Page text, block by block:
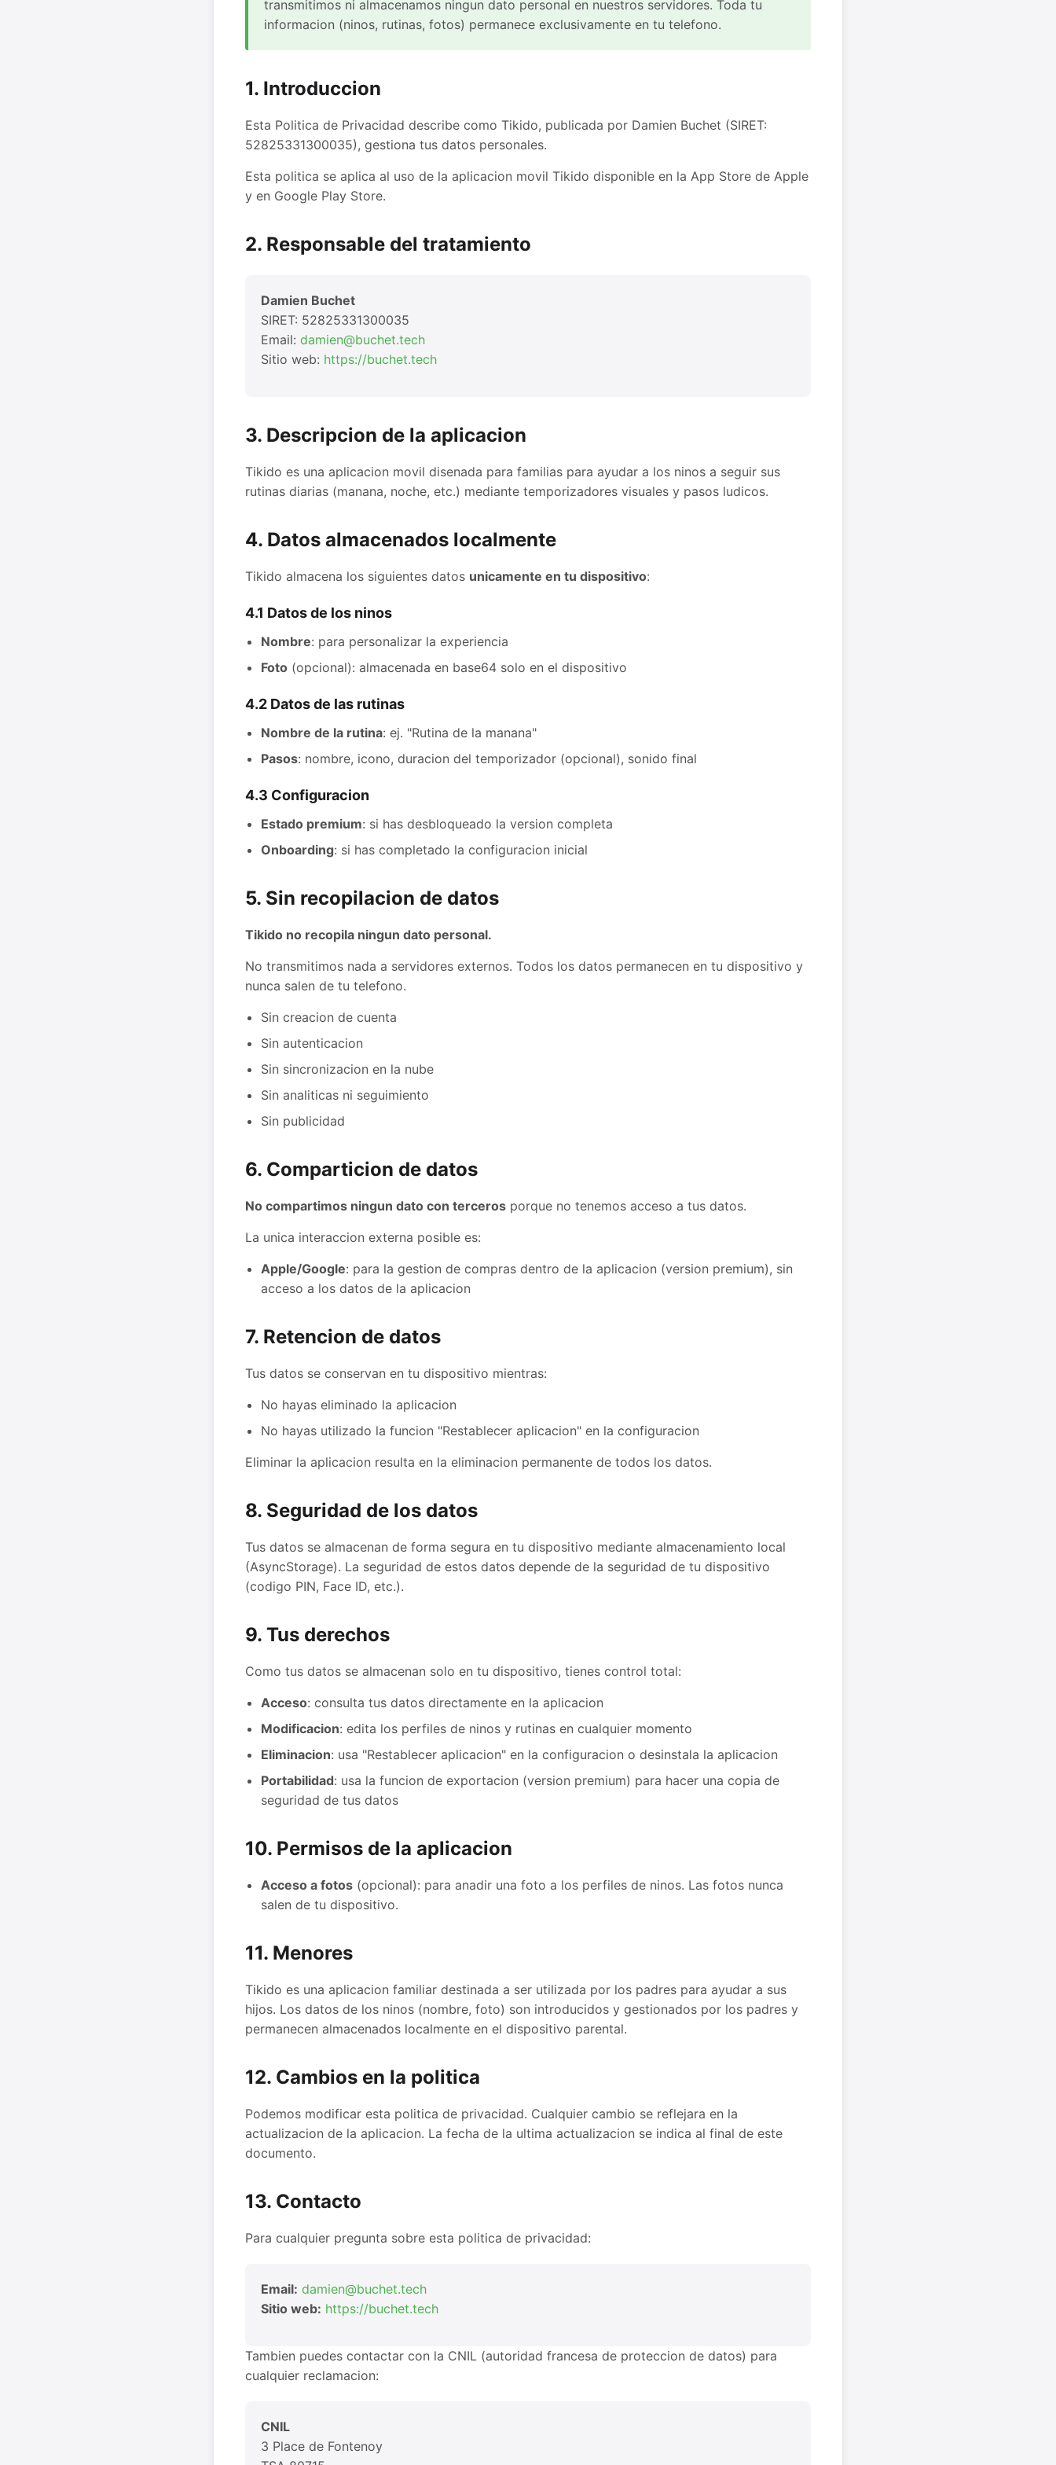
transmitimos ni almacenamos ningun dato personal en nuestros servidores. Toda tu
informacion (ninos, rutinas, fotos) permanece exclusivamente en tu telefono.
1. Introduccion
Esta Politica de Privacidad describe como Tikido, publicada por Damien Buchet (SIRET:
52825331300035), gestiona tus datos personales.
Esta politica se aplica al uso de la aplicacion movil Tikido disponible en la App Store de Apple
y en Google Play Store.
2. Responsable del tratamiento
Damien Buchet
SIRET: 52825331300035
Email: damien@buchet.tech
Sitio web: https://buchet.tech
3. Descripcion de la aplicacion
Tikido es una aplicacion movil disenada para familias para ayudar a los ninos a seguir sus
rutinas diarias (manana, noche, etc.) mediante temporizadores visuales y pasos ludicos.
4. Datos almacenados localmente
Tikido almacena los siguientes datos unicamente en tu dispositivo:
4.1 Datos de los ninos
Nombre: para personalizar la experiencia
Foto (opcional): almacenada en base64 solo en el dispositivo
4.2 Datos de las rutinas
Nombre de la rutina: ej. "Rutina de la manana"
Pasos: nombre, icono, duracion del temporizador (opcional), sonido final
4.3 Configuracion
Estado premium: si has desbloqueado la version completa
Onboarding: si has completado la configuracion inicial
5. Sin recopilacion de datos
Tikido no recopila ningun dato personal.
No transmitimos nada a servidores externos. Todos los datos permanecen en tu dispositivo y
nunca salen de tu telefono.
Sin creacion de cuenta
Sin autenticacion
Sin sincronizacion en la nube
Sin analiticas ni seguimiento
Sin publicidad
6. Comparticion de datos
No compartimos ningun dato con terceros porque no tenemos acceso a tus datos.
La unica interaccion externa posible es:
Apple/Google: para la gestion de compras dentro de la aplicacion (version premium), sin
acceso a los datos de la aplicacion
7. Retencion de datos
Tus datos se conservan en tu dispositivo mientras:
No hayas eliminado la aplicacion
No hayas utilizado la funcion "Restablecer aplicacion" en la configuracion
Eliminar la aplicacion resulta en la eliminacion permanente de todos los datos.
8. Seguridad de los datos
Tus datos se almacenan de forma segura en tu dispositivo mediante almacenamiento local
(AsyncStorage). La seguridad de estos datos depende de la seguridad de tu dispositivo
(codigo PIN, Face ID, etc.).
9. Tus derechos
Como tus datos se almacenan solo en tu dispositivo, tienes control total:
Acceso: consulta tus datos directamente en la aplicacion
Modificacion: edita los perfiles de ninos y rutinas en cualquier momento
Eliminacion: usa "Restablecer aplicacion" en la configuracion o desinstala la aplicacion
Portabilidad: usa la funcion de exportacion (version premium) para hacer una copia de
seguridad de tus datos
10. Permisos de la aplicacion
Acceso a fotos (opcional): para anadir una foto a los perfiles de ninos. Las fotos nunca
salen de tu dispositivo.
11. Menores
Tikido es una aplicacion familiar destinada a ser utilizada por los padres para ayudar a sus
hijos. Los datos de los ninos (nombre, foto) son introducidos y gestionados por los padres y
permanecen almacenados localmente en el dispositivo parental.
12. Cambios en la politica
Podemos modificar esta politica de privacidad. Cualquier cambio se reflejara en la
actualizacion de la aplicacion. La fecha de la ultima actualizacion se indica al final de este
documento.
13. Contacto
Para cualquier pregunta sobre esta politica de privacidad:
Email: damien@buchet.tech
Sitio web: https://buchet.tech
Tambien puedes contactar con la CNIL (autoridad francesa de proteccion de datos) para
cualquier reclamacion:
CNIL
3 Place de Fontenoy